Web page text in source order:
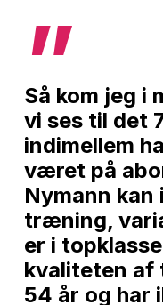
”
Så kom jeg i
vi ses til det
indimellem
været på
Nymann
træning,
er i
kvaliteten af
54 år og har